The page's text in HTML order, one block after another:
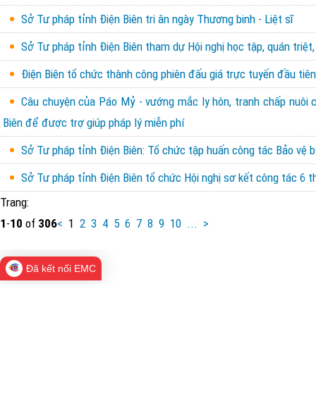
Sở Tư pháp tỉnh Điện Biên tri ân ngày Thương binh - Liệt sĩ
Sở Tư pháp tỉnh Điện Biên tham dự Hội nghị học tập, quán
Điện Biên tổ chức thành công phiên đấu giá trực tuyến đầu
Câu chuyện của Páo Mỷ - vướng mắc ly hôn, tranh chấp
Biên để được trợ giúp pháp lý miễn phí
Sở Tư pháp tỉnh Điện Biên: Tổ chức tập huấn công tác Bảo vệ
Sở Tư pháp tỉnh Điện Biên tổ chức Hội nghị sơ kết công tác 6
Trang:
1-10 of 306< 1 2 3 4 5 6 7 8 9 10 ... >
Đã kết nối EMC